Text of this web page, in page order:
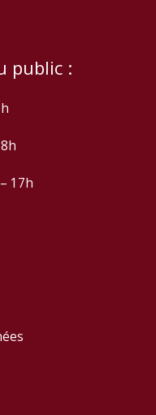
public :
17h